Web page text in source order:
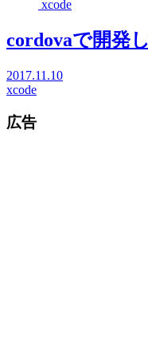
xcode
cordovaで開発
2017.11.10
xcode
広告